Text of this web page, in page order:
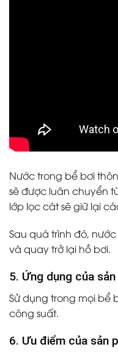
Nước trong bể bơi
sẽ được luân chuyển
lớp lọc cát sẽ giữ lại
Sau quá trình đó,
và quay trở lại hồ bơi.
5. Ứng dụng của
Sử dụng trong mọi bể
công suất.
6. Ưu điểm của sản